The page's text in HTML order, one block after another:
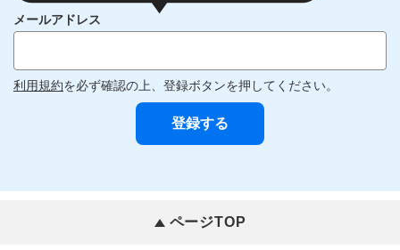
メールアドレス
利用規約を必ず確認の上、登録ボタンを押してください。
ページTOP